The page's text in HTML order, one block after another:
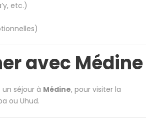
etc.)
avec Médine
séjour à Médine, pour visiter la
ou Uhud.